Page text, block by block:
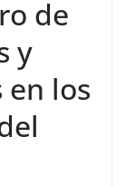
de
y
los